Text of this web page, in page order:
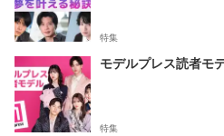
特集
モデルプレス読者モ
特集